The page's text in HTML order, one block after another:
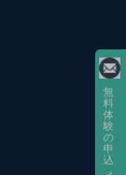
無
料
体
験
の
申
込